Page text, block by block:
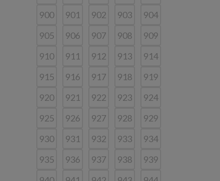
900
901 902 903
904
905
906 907 908
909
910
911 912 913
914
915
916 917 918
919
920
921 922 923
924
925
926 927 928
929
930
931 932 933
934
935
936 937 938
939